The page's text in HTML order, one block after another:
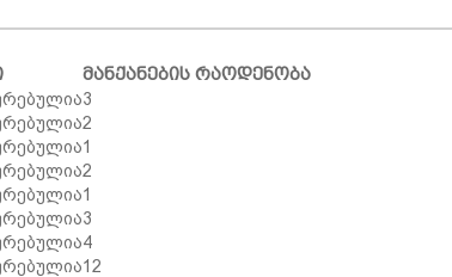
მანქანების რაოდენობა
3
2
1
2
1
3
4
12